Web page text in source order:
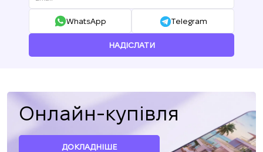
WhatsApp Telegram
НАДІСЛАТИ
Онлайн-купівля
ДОКЛАДНІШЕ